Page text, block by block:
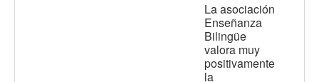
La asociación
Enseñanza
Bilingüe
valora muy
positivamente
la